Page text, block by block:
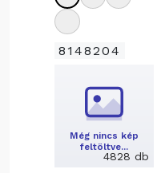
8148204
Még nincs kép
feltöltve…
4828 db